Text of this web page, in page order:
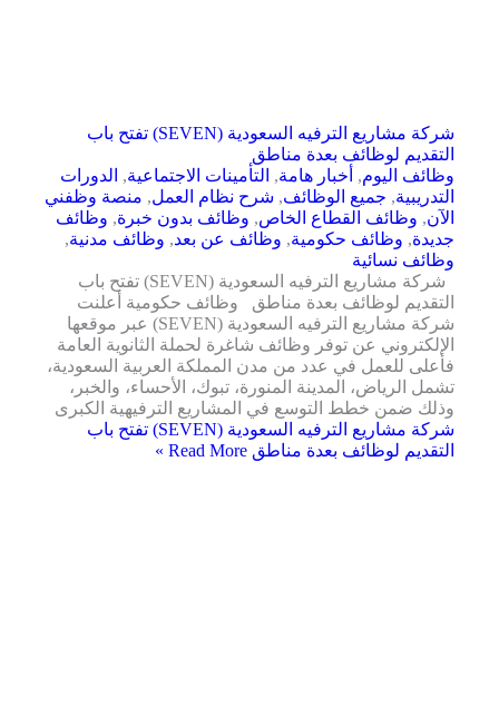
شركة مشاريع الترفيه السعودية (SEVEN) تفتح باب
التقديم لوظائف بعدة مناطق
وظائف اليوم, أخبار هامة, التأمينات الاجتماعية, الدورات
التدريبية, جميع الوظائف, شرح نظام العمل, منصة وظفني
الآن, وظائف القطاع الخاص, وظائف بدون خبرة, وظائف
جديدة, وظائف حكومية, وظائف عن بعد, وظائف مدنية,
وظائف نسائية
شركة مشاريع الترفيه السعودية (SEVEN) تفتح باب
التقديم لوظائف بعدة مناطق وظائف حكومية أعلنت
شركة مشاريع الترفيه السعودية (SEVEN) عبر موقعها
الإلكتروني عن توفر وظائف شاغرة لحملة الثانوية العامة
فأعلى للعمل في عدد من مدن المملكة العربية السعودية،
تشمل الرياض، المدينة المنورة، تبوك، الأحساء، والخبر،
وذلك ضمن خطط التوسع في المشاريع الترفيهية الكبرى
شركة مشاريع الترفيه السعودية (SEVEN) تفتح باب
التقديم لوظائف بعدة مناطق